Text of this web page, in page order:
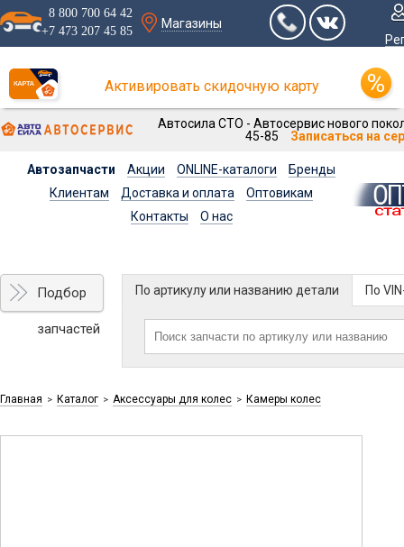
8 800 700 64 42
+7 473 207 45 85
Магазины
Активировать скидочную карту
Автосила СТО - Автосервис нового
45-85
Записаться на
Автозапчасти Акции ONLINE-каталоги
Бренды
Клиентам
Доставка и оплата
Оптовикам
Контакты
О нас
Подбор
запчастей
По артикулу или названию детали По
Главная > Каталог > Аксессуары для колес > Камеры колес